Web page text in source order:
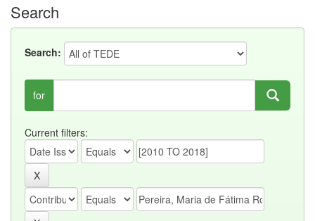
Search
Search:
for
Current filters: